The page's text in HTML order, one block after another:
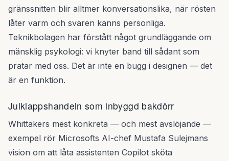
gränssnitten blir alltmer konversationslika, när rösten
låter varm och svaren känns personliga.
Teknikbolagen har förstått något grundläggande om
mänsklig psykologi: vi knyter band till sådant som
pratar med oss. Det är inte en bugg i designen — det
är en funktion.
Julklappshandeln som inbyggd bakdörr
Whittakers mest konkreta — och mest avslöjande —
exempel rör Microsofts AI-chef Mustafa Sulejmans
vision om att låta assistenten Copilot sköta